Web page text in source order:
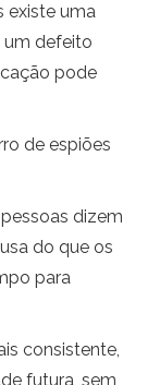
existe uma
um defeito
pode
de espiões
dizem
do que os
para
consistente,
futura, sem